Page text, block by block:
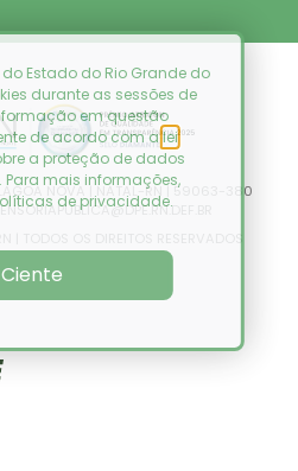
LAGOA NOVA | NATAL-RN | 59063-380
Estado do Rio Grande do
durante as sessões de
em questão
de acordo com alei
a proteção de dados
Para mais informações,
de privacidade.
Ciente